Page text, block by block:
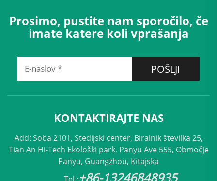
Prosimo, pustite nam sporočilo, če
imate katere koli vprašanja
POŠLJI
KONTAKTIRAJTE NAS
Add: Soba 2101, Stedijski center, Biralnik številka 25,
Tian An Hi-Tech Ekološki park, Panyu Ave 555, Območje
Panyu, Guangzhou, Kitajska
+86-13246848935